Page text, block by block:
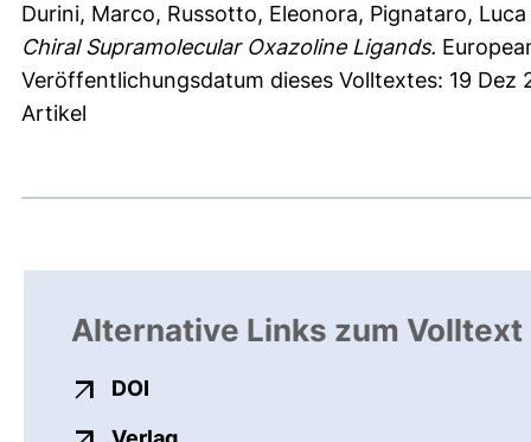
Durini, Marco, Russotto, Eleonora, Pignataro, Luca
Chiral Supramolecular Oxazoline Ligands.
Veröffentlichungsdatum dieses Volltextes: 19 Dez
Artikel
Alternative Links zum Volltext
DOI
externer Link, öffnet neues